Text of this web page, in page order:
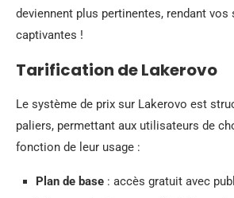
deviennent plus pertinentes, rendant
captivantes !
Tarification de Lakerovo
Le système de prix sur Lakerovo est
paliers, permettant aux utilisateurs de
fonction de leur usage :
Plan de base : accès gratuit avec